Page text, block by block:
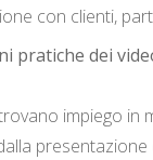
con clienti,
pratiche dei
impiego in